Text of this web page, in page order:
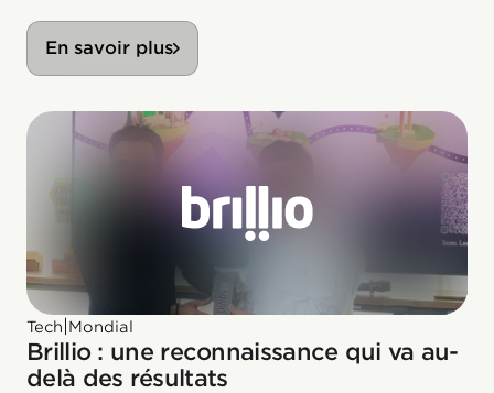
En savoir plus
Tech Mondial
Brillio : une reconnaissance qui va au-
delà des résultats